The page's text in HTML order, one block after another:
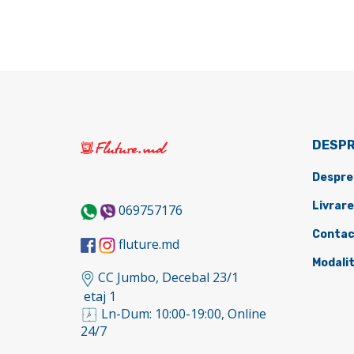
069757176
fluture.md
CC Jumbo, Decebal 23/1
etaj 1
Ln-Dum: 10:00-19:00, Online
24/7
Livrare